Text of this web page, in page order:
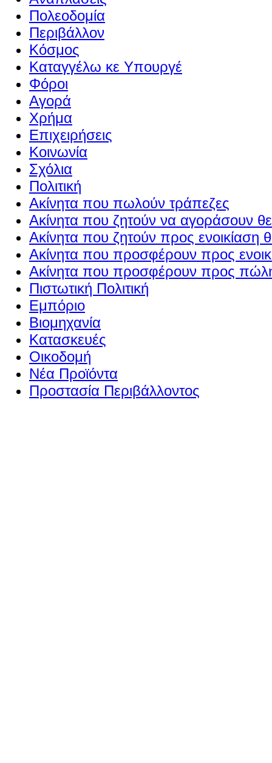
Πολεοδομία
Περιβάλλον
Κόσμος
Καταγγέλω κε Υπουργέ
Φόροι
Αγορά
Χρήμα
Επιχειρήσεις
Κοινωνία
Σχόλια
Πολιτική
Ακίνητα που πωλούν τράπεζες
Ακίνητα που ζητούν να αγοράσουν
Ακίνητα που ζητούν προς ενοικίαση
Ακίνητα που προσφέρουν προς
Ακίνητα που προσφέρουν προς
Πιστωτική Πολιτική
Εμπόριο
Βιομηχανία
Κατασκευές
Οικοδομή
Νέα Προϊόντα
Προστασία Περιβάλλοντος